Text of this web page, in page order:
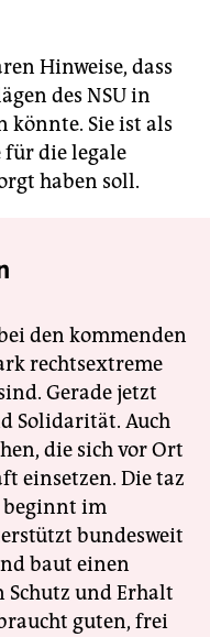
Hinweise, dass
des NSU in
könnte. Sie ist als
die legale
haben soll.
den kommenden
rechtsextreme
Gerade jetzt
Solidarität. Auch
die sich vor Ort
einsetzen. Die taz
beginnt im
bundesweit
baut einen
Schutz und Erhalt
guten, frei